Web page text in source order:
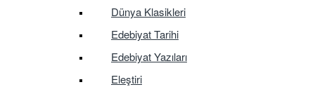
Dünya Klasikleri
Edebiyat Tarihi
Edebiyat Yazıları
Eleştiri